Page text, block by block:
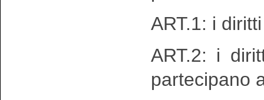
ART.1: i
ART.2: i
partecipano